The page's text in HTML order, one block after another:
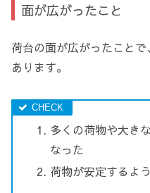
面が広がったこと
荷台の面が広がったこと
あります。
多くの荷物や大き
なった
荷物が安定するよ